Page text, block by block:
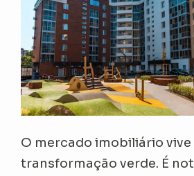
O mercado imobiliário vive
transformação verde. É